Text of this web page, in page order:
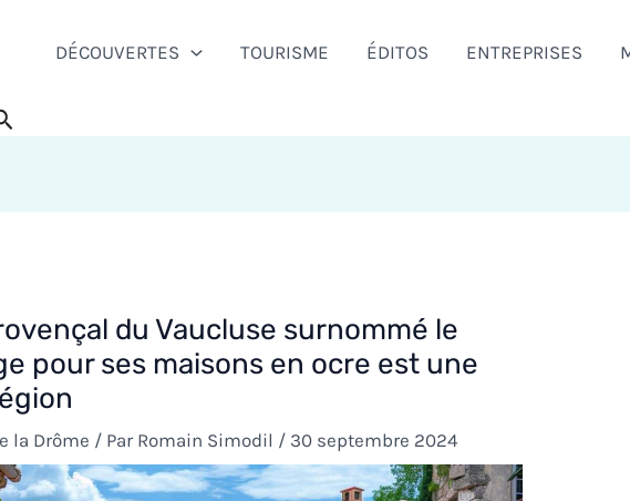
DÉCOUVERTES TOURISME ÉDITOS ENTREPRISES
du Vaucluse surnommé le
pour ses maisons en ocre est une
la Drôme / Par Romain Simodil / 30 septembre 2024